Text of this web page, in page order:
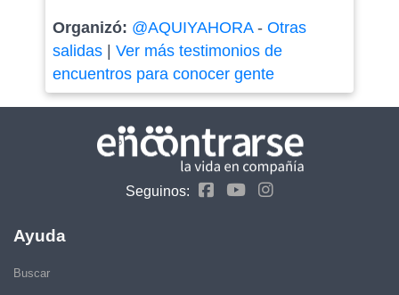
Organizó: @AQUIYAHORA- Otras
salidas| Ver más testimonios de
encuentros para conocer gente
Seguinos:
Ayuda
Buscar